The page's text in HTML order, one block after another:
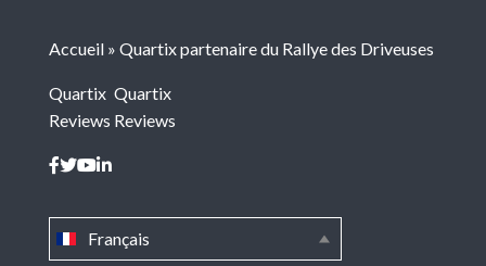
Français
Accueil » Quartix partenaire du Rallye des Driveuses
Quartix
Reviews
Quartix
Reviews